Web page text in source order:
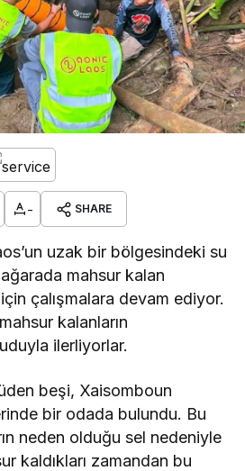
- SHARE
uzak bir bölgesindeki su
mahsur kalan
çalışmalara devam ediyor.
kalanların
ilerliyorlar.
beşi, Xaisomboun
bir odada bulundu. Bu
neden olduğu sel nedeniyle
kaldıkları zamandan bu